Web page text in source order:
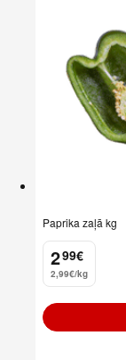
Paprika zaļā kg
2
. 99€
2,99€/kg